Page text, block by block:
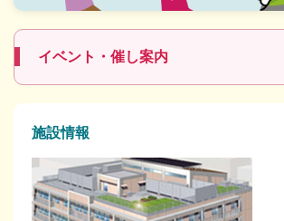
イベント・催し案内
施設情報